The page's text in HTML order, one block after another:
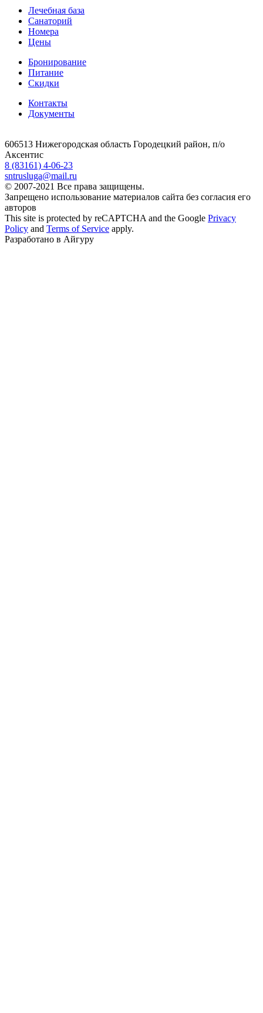
Лечебная база
Санаторий
Номера
Цены
Бронирование
Питание
Скидки
Контакты
Документы
606513 Нижегородская область Городецкий район, п/о
Аксентис
8 (83161) 4-06-23
sntrusluga@mail.ru
© 2007-2021 Все права защищены.
Запрещено использование материалов сайта без согласия его
авторов
This site is protected by reCAPTCHA and the Google Privacy
Policy and Terms of Service apply.
Разработано в Айгуру